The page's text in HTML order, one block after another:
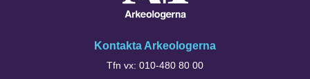
Kontakta Arkeologerna
Tfn vx: 010-480 80 00